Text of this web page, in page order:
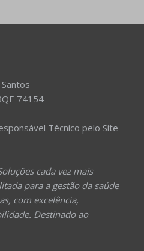
74154
Técnico pelo Site
cada vez mais
para a gestão da saúde
com excelência,
Destinado ao